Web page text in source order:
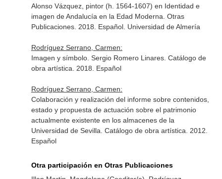
Alonso Vázquez, pintor (h. 1564-1607) en Identidad e
imagen de Andalucía en la Edad Moderna. Otras
Publicaciones. 2018. Español. Universidad de Almería
Rodríguez Serrano, Carmen:
Imagen y símbolo. Sergio Romero Linares. Catálogo de
obra artística. 2018. Español
Rodríguez Serrano, Carmen:
Colaboración y realización del informe sobre contenidos,
estado y propuesta de actuación sobre el patrimonio
actualmente existente en los almacenes de la
Universidad de Sevilla. Catálogo de obra artística. 2012.
Español
Otra participación en Otras Publicaciones